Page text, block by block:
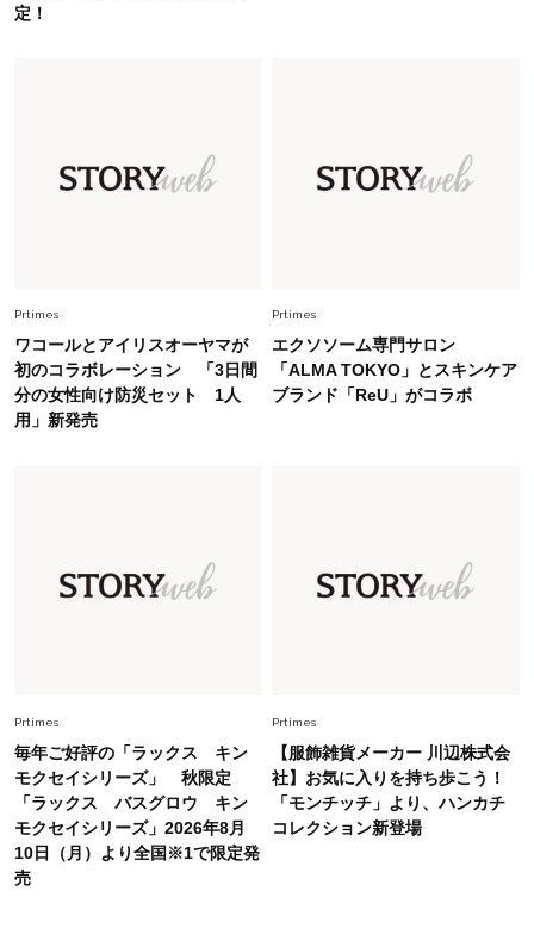
オシャレ40代の【ワンピ＆オールインワン】最
旬着こなし3選。地味見え回避のコツは「バッグ
やぐ【甘め黒アイテム】3選
Fashion 2026.7.25
カバーも叶う厳選アイテム〈13選〉
定！
Prtimes
ワコールとアイリスオーヤマが
初のコラボレーション 「3日間
分の女性向け防災セット 1人
用」新発売
Prtimes
エクソソーム専門サロン
「ALMA TOKYO」とスキンケア
ブランド「ReU」がコラボ
Prtimes
毎年ご好評の「ラックス キン
モクセイシリーズ」 秋限定
「ラックス バスグロウ キン
モクセイシリーズ」2026年8月
10日（月）より全国※1で限定発
売
Prtimes
【服飾雑貨メーカー 川辺株式会
社】お気に入りを持ち歩こう！
「モンチッチ」より、ハンカチ
コレクション新登場